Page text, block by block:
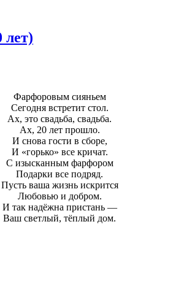
лет)
Фарфоровым сияньем
Сегодня встретит стол.
Ах, это свадьба, свадьба.
Ах, 20 лет прошло.
И снова гости в сборе,
И «горько» все кричат.
С изысканным фарфором
Подарки все подряд.
Пусть ваша жизнь искрится
Любовью и добром.
И так надёжна пристань —
Ваш светлый, тёплый дом.